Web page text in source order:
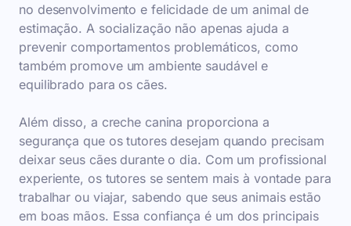
no desenvolvimento e felicidade de um animal de
estimação. A socialização não apenas ajuda a
prevenir comportamentos problemáticos, como
também promove um ambiente saudável e
equilibrado para os cães.
Além disso, a creche canina proporciona a
segurança que os tutores desejam quando precisam
deixar seus cães durante o dia. Com um profissional
experiente, os tutores se sentem mais à vontade para
trabalhar ou viajar, sabendo que seus animais estão
em boas mãos. Essa confiança é um dos principais